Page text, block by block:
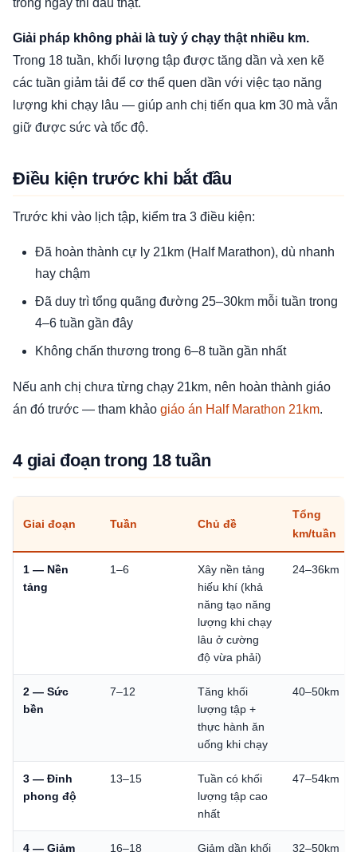
trong ngày thi đấu thật.
Giải pháp không phải là tuỳ ý chạy thật nhiều km.
Trong 18 tuần, khối lượng tập được tăng dần và xen kẽ
các tuần giảm tải để cơ thể quen dần với việc tạo năng
lượng khi chạy lâu — giúp anh chị tiến qua km 30 mà vẫn
giữ được sức và tốc độ.
Điều kiện trước khi bắt đầu
Trước khi vào lịch tập, kiểm tra 3 điều kiện:
Đã hoàn thành cự ly 21km (Half Marathon), dù nhanh
hay chậm
Đã duy trì tổng quãng đường 25–30km mỗi tuần trong
4–6 tuần gần đây
Không chấn thương trong 6–8 tuần gần nhất
Nếu anh chị chưa từng chạy 21km, nên hoàn thành giáo
án đó trước — tham khảo giáo án Half Marathon 21km.
4 giai đoạn trong 18 tuần
Giai đoạn Tuần Chủ đề
Tổng
km/tuần
1 — Nền
tảng
1–6
Xây nền tảng
hiếu khí (khả
năng tạo năng
lượng khi chạy
lâu ở cường
độ vừa phải)
24–36km
2 — Sức
bền
7–12
Tăng khối
lượng tập +
thực hành ăn
uống khi chạy
40–50km
3 — Đỉnh
phong độ
13–15
Tuần có khối
lượng tập cao
nhất
47–54km
4 — Giảm 16–18 Giảm dần khối 32–50km